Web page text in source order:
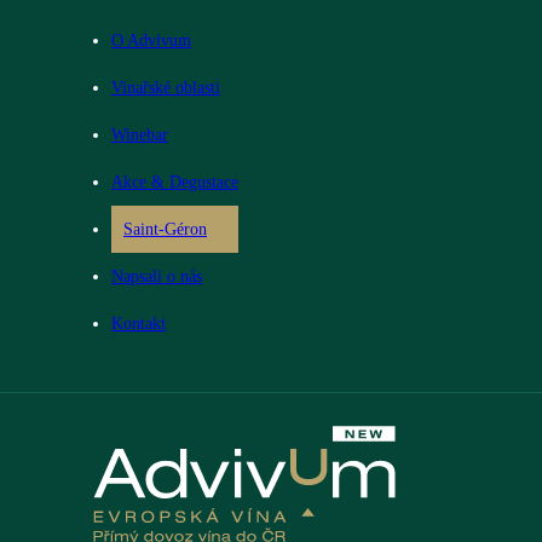
O Advivum
Vinařské oblasti
Winebar
Akce & Degustace
Saint-Géron
Napsali o nás
Kontakt